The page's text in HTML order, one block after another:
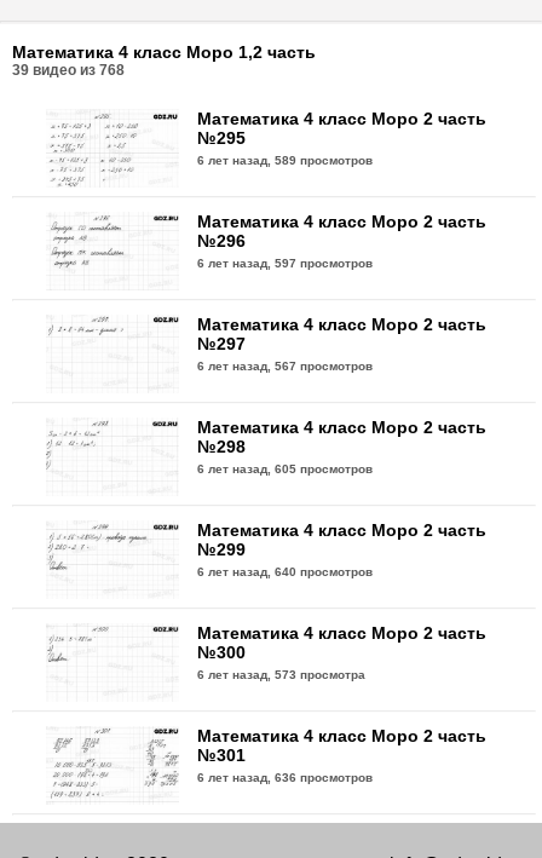
Математика 4 класс Моро 1,2 часть
39 видео из 768
Математика 4 класс Моро 2 часть
№295
6 лет назад,589 просмотров
Математика 4 класс Моро 2 часть
№296
6 лет назад,597 просмотров
Математика 4 класс Моро 2 часть
№297
6 лет назад,567 просмотров
Математика 4 класс Моро 2 часть
№298
6 лет назад,605 просмотров
Математика 4 класс Моро 2 часть
№299
6 лет назад,640 просмотров
Математика 4 класс Моро 2 часть
№300
6 лет назад,573 просмотра
Математика 4 класс Моро 2 часть
№301
6 лет назад,636 просмотров